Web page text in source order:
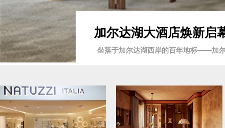
加尔达湖大酒店焕新
坐落于加尔达湖西岸的百年地标——加